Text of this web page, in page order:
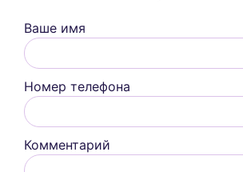
Ваше имя
Номер телефона
Комментарий